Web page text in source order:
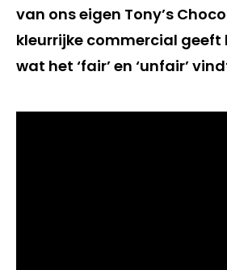
van ons eigen Tony’s
kleurrijke commercial geeft
wat het ‘fair’ en ‘unfair’